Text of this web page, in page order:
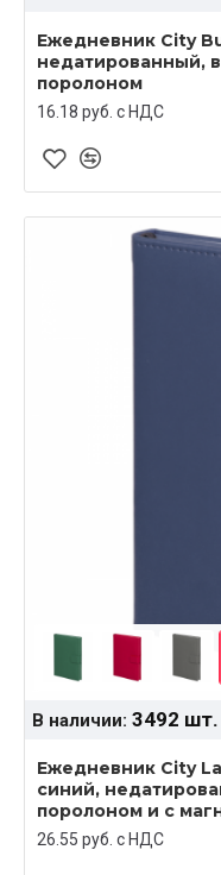
Ежедневник City
недатированный,
поролоном
16.18 руб. c НДС
В наличии: 3492 шт.
Ежедневник City
синий,
поролоном и с
26.55 руб. c НДС